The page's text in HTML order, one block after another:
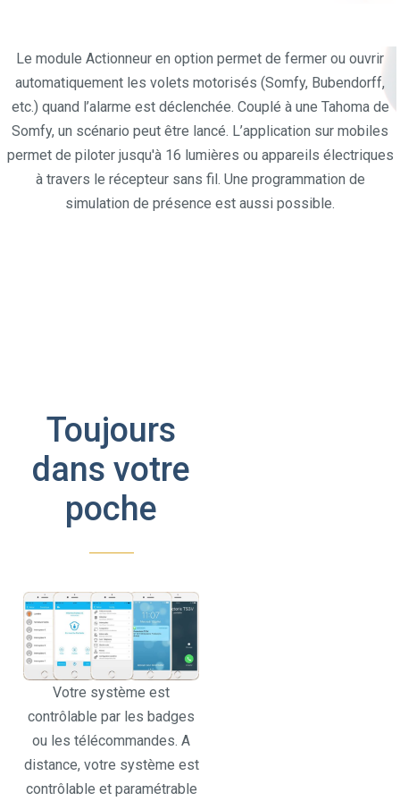
Le module Actionneur en option permet de fermer ou ouvrir
automatiquement les volets motorisés (Somfy, Bubendorff,
etc.) quand l’alarme est déclenchée. Couplé à une Tahoma de
Somfy, un scénario peut être lancé. L’application sur mobiles
permet de piloter jusqu'à 16 lumières ou appareils électriques
à travers le récepteur sans fil. Une programmation de
simulation de présence est aussi possible.
Toujours
dans votre
poche
Votre système est
contrôlable par les badges
ou les télécommandes. A
distance, votre système est
contrôlable et paramétrable